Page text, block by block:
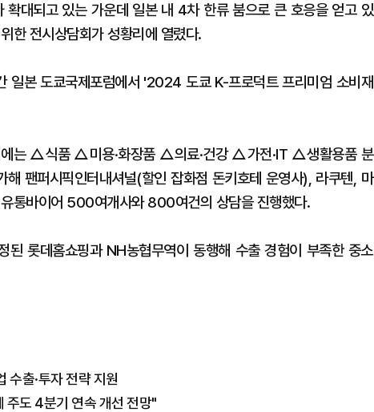
확대되고 있는 가운데 일본 내 4차 한류 붐으로 큰 호응을 얻고 있
한 전시상담회가 성황리에 열렸다.
일본 도쿄국제포럼에서 '2024 도쿄 K-프로덕트 프리미엄 소비재
에는 △식품 △미용·화장품 △의료·건강 △가전·IT △생활용품 분
팬퍼시픽인터내셔널(할인 잡화점 돈키호테 운영사), 라쿠텐, 마
통바이어 500여개사와 800여건의 상담을 진행했다.
된 롯데홈쇼핑과 NH농협무역이 동행해 수출 경험이 부족한 중소
출·투자 전략 지원
주도 4분기 연속 개선 전망"